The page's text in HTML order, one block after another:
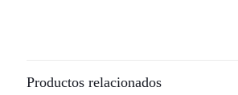
Productos relacionados